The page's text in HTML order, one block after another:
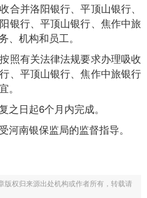
并洛阳银行、平顶山银行、
银行、平顶山银行、焦作中旅
、机构和员工。
有关法律法规要求办理吸收
、平顶山银行、焦作中旅银行
。
日起6个月内完成。
南银保监局的监督指导。
版权归来源出处机构或作者所有，转载请